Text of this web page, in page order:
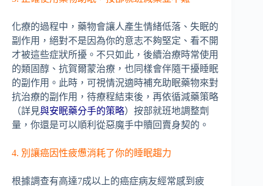
化療的過程中，藥物會讓人產生情緒低落、失眠的
副作用，絕對不是因為你的意志不夠堅定、看不開
才被這些症狀所擾。不只如此，後續治療時常使用
的類固醇、抗賀爾蒙治療，也同樣會伴隨干擾睡眠
的副作用。此時，可視情況適時補充助眠藥物來對
抗治療的副作用，待療程結束後，再依循減藥策略
（詳見與安眠藥分手的策略）按部就班地調整劑
量，你還是可以順利從惡魔手中贖回賣身契的。
4. 別讓癌因性疲憊消耗了你的睡眠趨力
根據調查有高達7成以上的癌症病友經常感到疲